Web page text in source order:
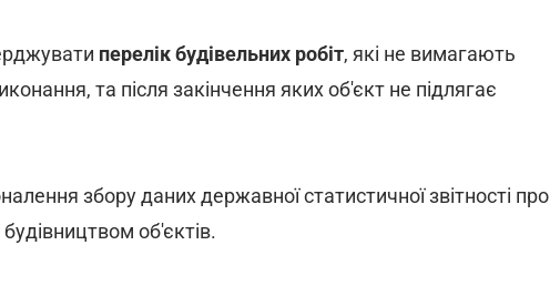
перелік будівельних робіт, які не вимагають
та після закінчення яких об'єкт не підлягає
збору даних державної статистичної звітності про
об'єктів.